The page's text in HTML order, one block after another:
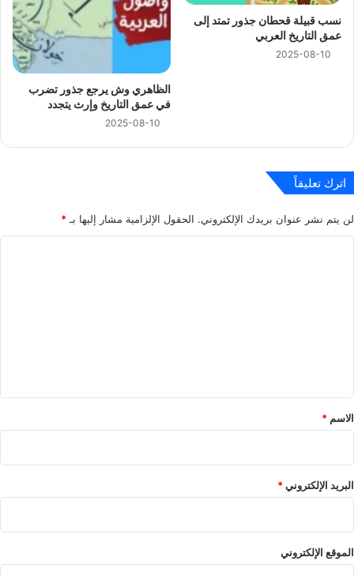
نسب قبيلة قحطان جذور تمتد إلى
عمق التاريخ العربي
2025-08-10
الظاهري وش يرجع جذور تضرب
في عمق التاريخ وإرث يتجدد
2025-08-10
اترك تعليقاً
لن يتم نشر عنوان بريدك الإلكتروني. الحقول الإلزامية مشار إليها بـ *
*
الاسم *
البريد الإلكتروني*
الموقع الإلكتروني